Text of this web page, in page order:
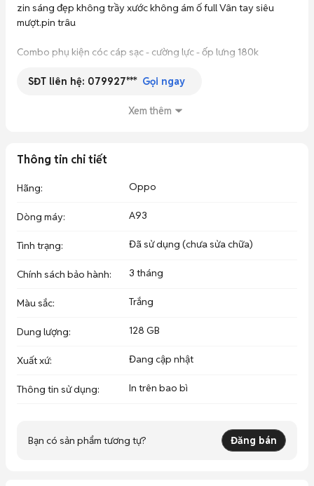
zin sáng đẹp không trầy xước không ám ố full Vân tay siêu
mượt.pin trâu
Combo phụ kiện cóc cáp sạc - cường lực - ốp lưng 180k
✅Bao test 1 tuần Lỗi 1 đổi 1
✅Màn hình cảm ứng bao Test 7 ngày
chụp ảnh đẹp.
- Pin dùng lâu, hiệu năng ổn định.
SĐT liên hệ: 079927*** Gọi ngay
Xem thêm
Thông tin chi tiết
Hãng: Oppo
Dòng máy: A93
Tình trạng: Đã sử dụng (chưa sửa chữa)
Chính sách bảo hành: 3 tháng
Màu sắc: Trắng
Dung lượng: 128 GB
Xuất xứ: Đang cập nhật
Thông tin sử dụng: In trên bao bì
Bạn có sản phẩm tương tự? Đăng bán